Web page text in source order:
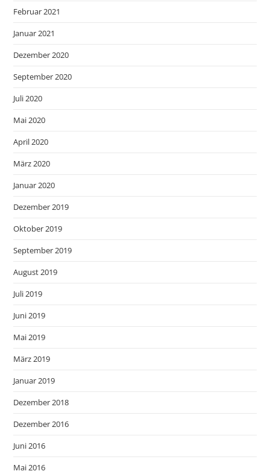
Februar 2021
Januar 2021
Dezember 2020
September 2020
Juli 2020
Mai 2020
April 2020
März 2020
Januar 2020
Dezember 2019
Oktober 2019
September 2019
August 2019
Juli 2019
Juni 2019
Mai 2019
März 2019
Januar 2019
Dezember 2018
Dezember 2016
Juni 2016
Mai 2016